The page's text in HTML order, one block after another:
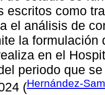
escritos como
el análisis de
la formulación
en el
periodo que
(Hernández-